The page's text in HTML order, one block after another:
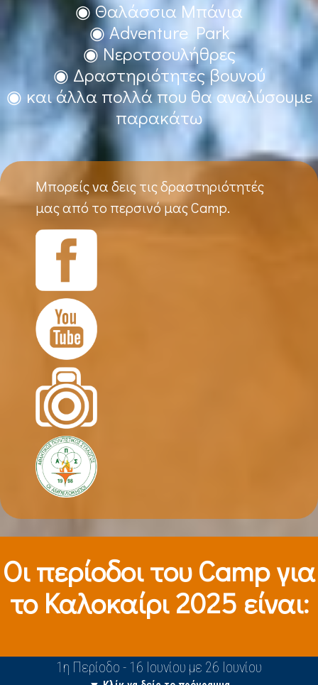
◉ Θαλάσσια Μπάνια
◉ Adventure Park
◉ Νεροτσουλήθρες
◉ Δραστηριότητες βουνού
◉ και άλλα πολλά που θα αναλύσουμε
παρακάτω
Μπορείς να δεις τις δραστηριότητές
μας από το περσινό μας Camp.
Οι περίοδοι τoυ Camp για
το Καλοκαίρι 2025 είναι:
1η Περίοδο - 16 Ιουνίου με 26 Ιουνίου